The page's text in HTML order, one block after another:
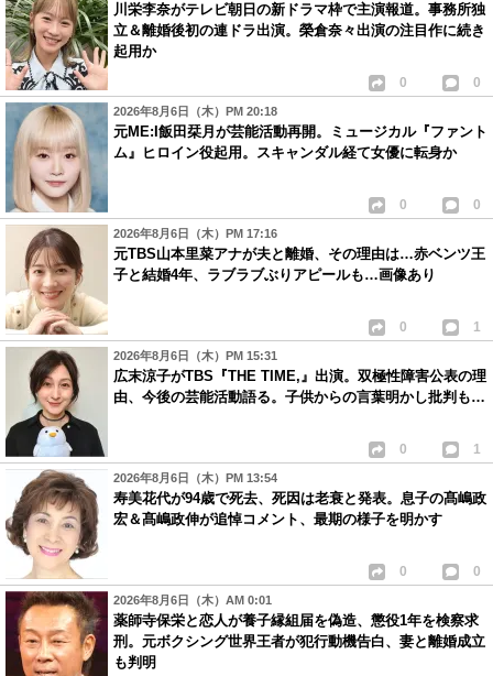
川栄李奈がテレビ朝日の新ドラマ枠で主演報道。事務所独
立＆離婚後初の連ドラ出演。榮倉奈々出演の注目作に続き
起用か
0 0
2026年8月6日（木）PM 20:18
元ME:I飯田栞月が芸能活動再開。ミュージカル『ファント
ム』ヒロイン役起用。スキャンダル経て女優に転身か
0 0
2026年8月6日（木）PM 17:16
元TBS山本里菜アナが夫と離婚、その理由は…赤ベンツ王
子と結婚4年、ラブラブぶりアピールも…画像あり
0 1
2026年8月6日（木）PM 15:31
広末涼子がTBS『THE TIME,』出演。双極性障害公表の理
由、今後の芸能活動語る。子供からの言葉明かし批判も…
0 1
2026年8月6日（木）PM 13:54
寿美花代が94歳で死去、死因は老衰と発表。息子の髙嶋政
宏＆髙嶋政伸が追悼コメント、最期の様子を明かす
0 0
2026年8月6日（木）AM 0:01
薬師寺保栄と恋人が養子縁組届を偽造、懲役1年を検察求
刑。元ボクシング世界王者が犯行動機告白、妻と離婚成立
も判明